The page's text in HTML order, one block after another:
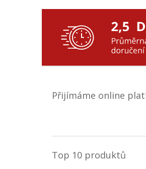
Přijímáme online
Top 10 produktů